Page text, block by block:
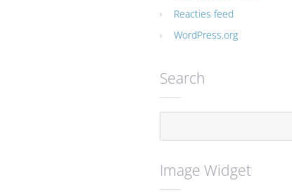
Reacties feed
WordPress.org
Search
Image Widget